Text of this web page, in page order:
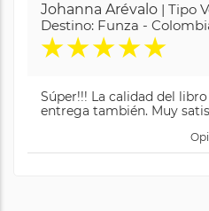
Johanna Arévalo | Tipo
Destino: Funza -
★★★★★
Súper!!! La calidad del
entrega también. Muy